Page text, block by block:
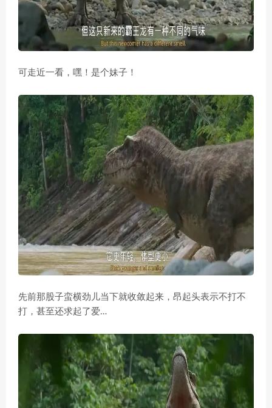
可走近一看，嘿！是个妹子！
先前那股子蛮横劲儿当下就收敛起来，昂起头表示不打不
打，甚至还求起了爱…